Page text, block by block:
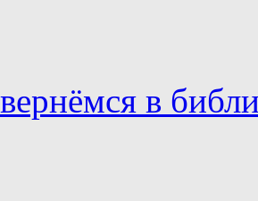
вернёмся в